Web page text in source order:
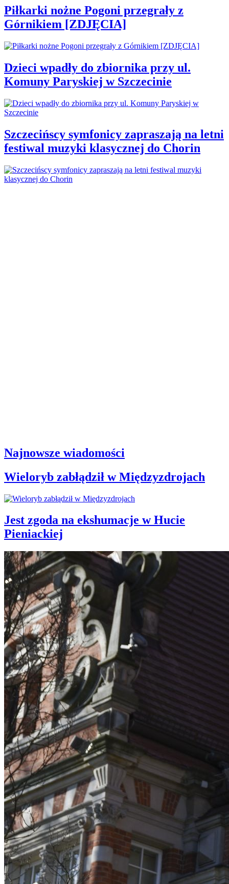
Piłkarki nożne Pogoni przegrały z
Górnikiem [ZDJĘCIA]
Dzieci wpadły do zbiornika przy ul.
Komuny Paryskiej w Szczecinie
Szczecińscy symfonicy zapraszają na letni
festiwal muzyki klasycznej do Chorin
Najnowsze wiadomości
Wieloryb zabłądził w Międzyzdrojach
Jest zgoda na ekshumacje w Hucie
Pieniackiej